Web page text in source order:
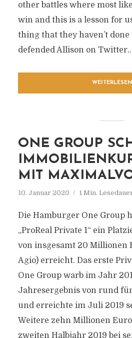
other battles where most
win and this is a lesson for
thing that they haven’t done
defended Allison on
WEITERLESEN
ONE GROUP
IT
10. Januar 2020 1 Min.
Die Hamburger One Group
„ProReal Private 1“ ein
von insgesamt 20 Millionen
Agio) erreicht. Das erste
One Group warb im Jahr
Jahresergebnis von rund
und erreichte im Juli 2019
Weitere zehn Millionen
zweiten Halbjahr 2019 bei